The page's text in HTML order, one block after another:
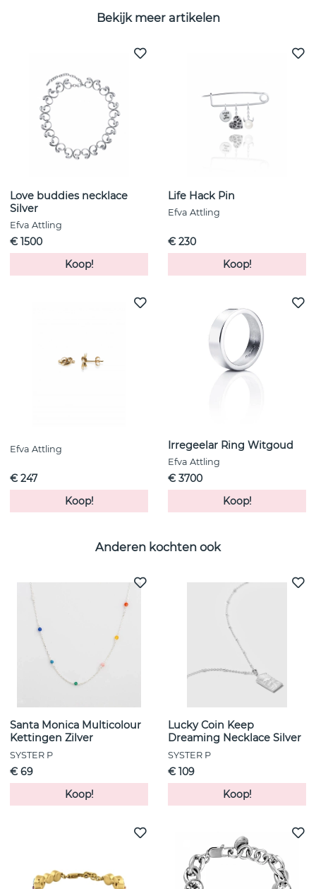
Bekijk meer artikelen
Love buddies necklace
Silver
Efva Attling
€ 1500
Koop!
Life Hack Pin
Efva Attling
€ 230
Koop!
Efva Attling
€ 247
Koop!
Irregeelar Ring Witgoud
Efva Attling
€ 3700
Koop!
Anderen kochten ook
Santa Monica Multicolour
Kettingen Zilver
SYSTER P
€ 69
Koop!
Lucky Coin Keep
Dreaming Necklace Silver
SYSTER P
€ 109
Koop!